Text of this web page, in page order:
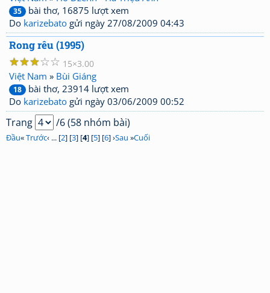
35
bài thơ, 16875 lượt xem
Do karizebato gửi ngày 27/08/2009 04:43
Rong rêu (1995)
☆
☆
☆
☆
☆ 15 3.00
Việt Nam » Bùi Giáng
18
bài thơ, 23914 lượt xem
Do karizebato gửi ngày 03/06/2009 00:52
Trang /6 (58 nhóm bài)
Đầu«Trước‹ ... [2] [3] [4] [5] [6] ›Sau »Cuối